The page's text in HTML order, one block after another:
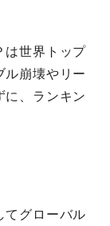
は世界トップ
ル崩壊やリー
に、ランキン
てグローバル